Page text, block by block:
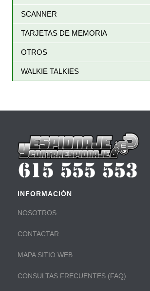
SCANNER
TARJETAS DE MEMORIA
OTROS
WALKIE TALKIES
INFORMACIÓN
NOSOTROS
CONTACTAR
MAPA SITIO WEB
CONSULTAS FRECUENTES (FAQ)